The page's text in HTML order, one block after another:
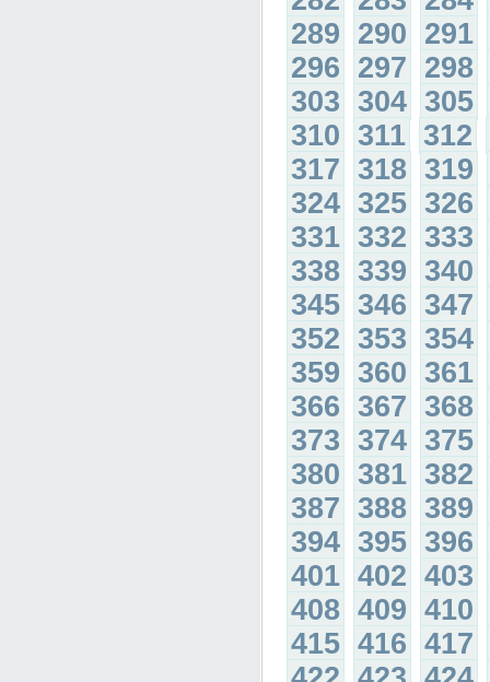
289 290 291
296 297 298
303 304 305
310 311 312
317 318 319
324 325 326
331 332 333
338 339 340
345 346 347
352 353 354
359 360 361
366 367 368
373 374 375
380 381 382
387 388 389
394 395 396
401 402 403
408 409 410
415 416 417